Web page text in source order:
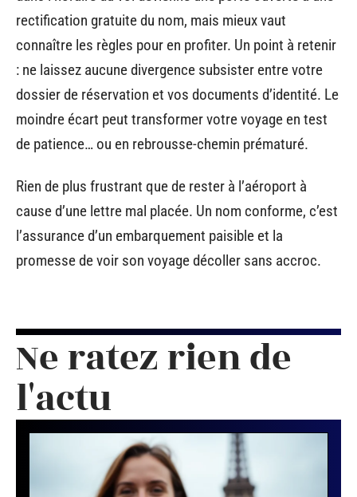
rectification gratuite du nom, mais mieux vaut
connaître les règles pour en profiter. Un point à retenir
: ne laissez aucune divergence subsister entre votre
dossier de réservation et vos documents d’identité. Le
moindre écart peut transformer votre voyage en test
de patience… ou en rebrousse-chemin prématuré.
Rien de plus frustrant que de rester à l’aéroport à
cause d’une lettre mal placée. Un nom conforme, c’est
l’assurance d’un embarquement paisible et la
promesse de voir son voyage décoller sans accroc.
Ne ratez rien de
l'actu